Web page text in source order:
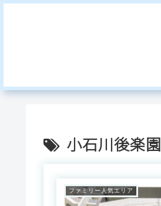
小石川後楽園
ファミリー人気エリア